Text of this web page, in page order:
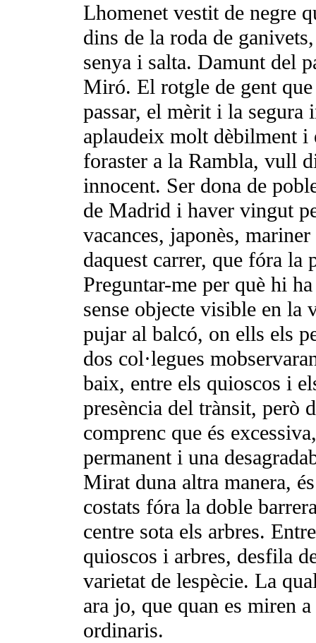
Lhomenet vestit de negre
dins de la roda de
senya i salta. Damunt del
Miró. El rotgle de gent
passar, el mèrit i la segura
aplaudeix molt dèbil­ment i
foras­ter a la Rambla, vull
innocent. Ser dona de
de Madrid i haver vingut
vacances, japonès,
daquest carrer, que fóra
Preguntar-me per què hi
sense objecte visible en la
pujar al balcó, on ells els
dos col·legues
baix, entre els quioscos i
presència del trànsit, però
comprenc que és
permanent i una
Mirat duna altra manera,
costats fóra la doble
centre sota els arbres.
quioscos i arbres, desfila
varietat de lespècie. La
ara jo, que quan es miren
ordina­ris.